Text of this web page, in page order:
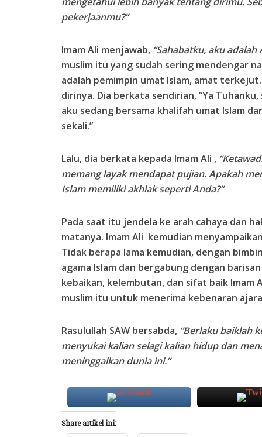
pekerjaanmu?”
Imam Ali menjawab, “Sahabatku, aku adalah
muslim itu yang sudah sering mendengar
adalah pemimpin umat Islam, amat
dirinya. Dia berkata sendirian, “Ya
aku sedang bersama khalifah umat Islam
sekali.”
Lalu, dia berkata kepada Imam Ali ,
memang layak mendapat pujian. Apakah
Islam memiliki akhlak seperti Anda?”
Pada saat itu jendela ke arah cahaya dan
matanya. Imam Ali kemudian
Tidak berapa lama kemudian, dengan
agama Islam dan bergabung dengan
kebaikan, kelembutan, dan sifat baik Imam
muslim itu untuk menerima kebenaran
Rasulullah SAW bersabda, “Berlaku baiklah
menyukai kalian selagi kalian hidup dan
meninggalkan dunia ini.”
Share artikel ini: